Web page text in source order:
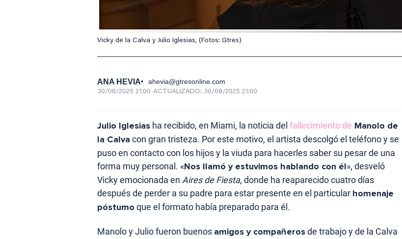
Vicky de la Calva y Julio Iglesias, (Fotos: Gtres)
ANA HEVIA ahevia@gtresonline.com
30/08/2025 21:00 ACTUALIZADO: 30/08/2025 21:00
Julio Iglesias ha recibido, en Miami, la noticia del fallecimiento de Manolo de
la Calva con gran tristeza. Por este motivo, el artista descolgó el teléfono y se
puso en contacto con los hijos y la viuda para hacerles saber su pesar de una
forma muy personal. «Nos llamó y estuvimos hablando con él», desveló
Vicky emocionada en Aires de Fiesta, donde ha reaparecido cuatro días
después de perder a su padre para estar presente en el particular homenaje
póstumo que el formato había preparado para él.
Manolo y Julio fueron buenos amigos y compañerosde trabajo y de la Calva